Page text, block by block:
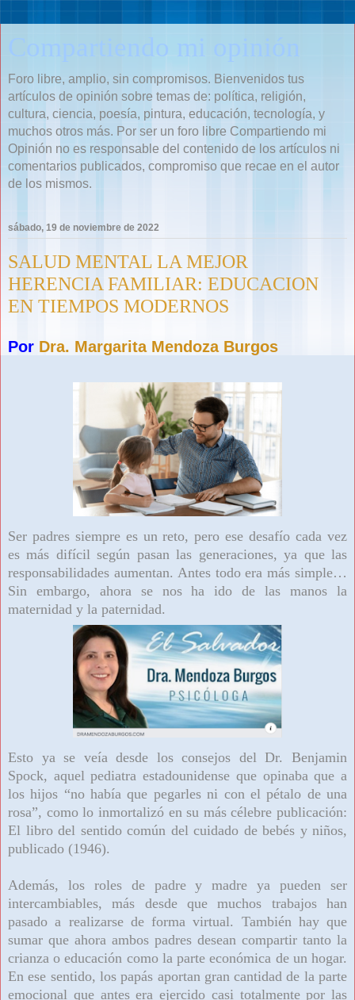
Compartiendo mi opinión
Foro libre, amplio, sin compromisos. Bienvenidos tus
artículos de opinión sobre temas de: política, religión,
cultura, ciencia, poesía, pintura, educación, tecnología, y
muchos otros más. Por ser un foro libre Compartiendo mi
Opinión no es responsable del contenido de los artículos ni
comentarios publicados, compromiso que recae en el autor
de los mismos.
sábado, 19 de noviembre de 2022
SALUD MENTAL LA MEJOR
HERENCIA FAMILIAR: EDUCACION
EN TIEMPOS MODERNOS
Por Dra. Margarita Mendoza Burgos
Ser padres siempre es un reto, pero ese desafío cada vez
es más difícil según pasan las generaciones, ya que las
responsabilidades aumentan. Antes todo era más simple…
Sin embargo, ahora se nos ha ido de las manos la
maternidad y la paternidad.
Esto ya se veía desde los consejos del Dr. Benjamin
Spock, aquel pediatra estadounidense que opinaba que a
los hijos “no había que pegarles ni con el pétalo de una
rosa”, como lo inmortalizó en su más célebre publicación:
El libro del sentido común del cuidado de bebés y niños,
publicado (1946).
Además, los roles de padre y madre ya pueden ser
intercambiables, más desde que muchos trabajos han
pasado a realizarse de forma virtual. También hay que
sumar que ahora ambos padres desean compartir tanto la
crianza o educación como la parte económica de un hogar.
En ese sentido, los papás aportan gran cantidad de la parte
emocional que antes era ejercido casi totalmente por las